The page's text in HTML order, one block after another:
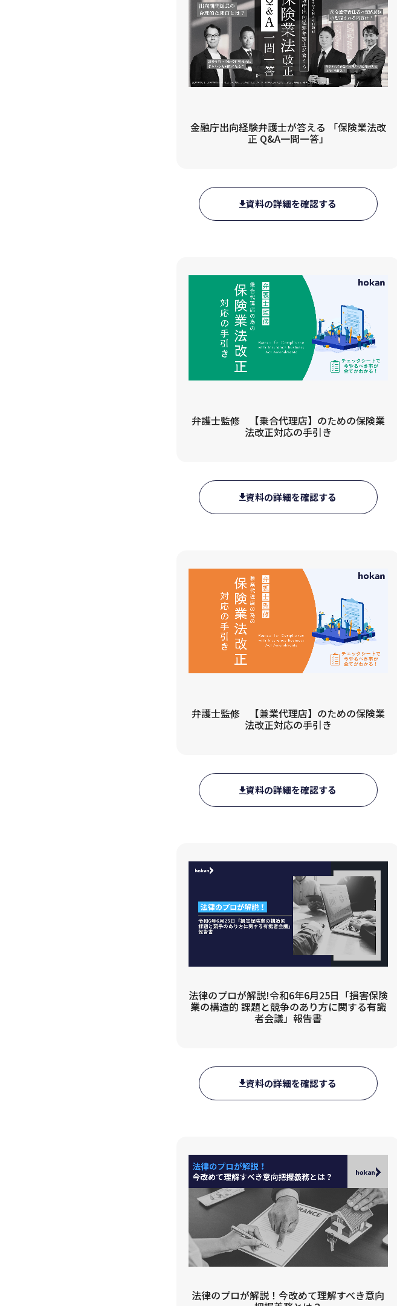
金融庁出向経験弁護士が答える 「保険業法改
正 Q&A一問一答」
資料の詳細を確認する
弁護士監修 【乗合代理店】のための保険業
法改正対応の手引き
資料の詳細を確認する
弁護士監修 【兼業代理店】のための保険業
法改正対応の手引き
資料の詳細を確認する
法律のプロが解説!令和6年6月25日「損害保険
業の構造的 課題と競争のあり方に関する有識
者会議」報告書
資料の詳細を確認する
法律のプロが解説！今改めて理解すべき意向